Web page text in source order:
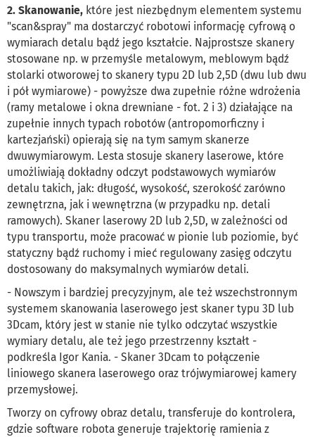
2. Skanowanie, które jest niezbędnym elementem systemu
"scan&spray" ma dostarczyć robotowi informację cyfrową o
wymiarach detalu bądź jego kształcie. Najprostsze skanery
stosowane np. w przemyśle metalowym, meblowym bądź
stolarki otworowej to skanery typu 2D lub 2,5D (dwu lub dwu
i pół wymiarowe) - powyższe dwa zupełnie różne wdrożenia
(ramy metalowe i okna drewniane - fot. 2 i 3) działające na
zupełnie innych typach robotów (antropomorficzny i
kartezjański) opierają się na tym samym skanerze
dwuwymiarowym. Lesta stosuje skanery laserowe, które
umożliwiają dokładny odczyt podstawowych wymiarów
detalu takich, jak: długość, wysokość, szerokość zarówno
zewnętrzna, jak i wewnętrzna (w przypadku np. detali
ramowych). Skaner laserowy 2D lub 2,5D, w zależności od
typu transportu, może pracować w pionie lub poziomie, być
statyczny bądź ruchomy i mieć regulowany zasięg odczytu
dostosowany do maksymalnych wymiarów detali.
- Nowszym i bardziej precyzyjnym, ale też wszechstronnym
systemem skanowania laserowego jest skaner typu 3D lub
3Dcam, który jest w stanie nie tylko odczytać wszystkie
wymiary detalu, ale też jego przestrzenny kształt -
podkreśla Igor Kania. - Skaner 3Dcam to połączenie
liniowego skanera laserowego oraz trójwymiarowej kamery
przemysłowej.
Tworzy on cyfrowy obraz detalu, transferuje do kontrolera,
gdzie software robota generuje trajektorię ramienia z